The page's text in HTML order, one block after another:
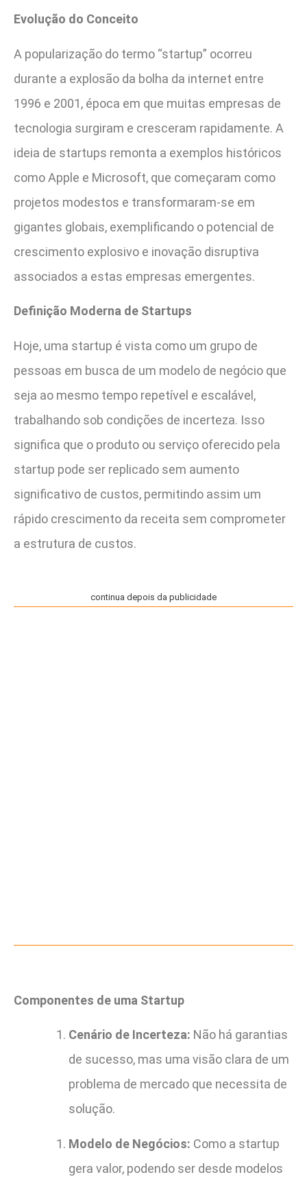
Evolução do Conceito
A popularização do termo “startup” ocorreu
durante a explosão da bolha da internet entre
1996 e 2001, época em que muitas empresas de
tecnologia surgiram e cresceram rapidamente. A
ideia de startups remonta a exemplos históricos
como Apple e Microsoft, que começaram como
projetos modestos e transformaram-se em
gigantes globais, exemplificando o potencial de
crescimento explosivo e inovação disruptiva
associados a estas empresas emergentes.
Definição Moderna de Startups
Hoje, uma startup é vista como um grupo de
pessoas em busca de um modelo de negócio que
seja ao mesmo tempo repetível e escalável,
trabalhando sob condições de incerteza. Isso
significa que o produto ou serviço oferecido pela
startup pode ser replicado sem aumento
significativo de custos, permitindo assim um
rápido crescimento da receita sem comprometer
a estrutura de custos.
continua depois da publicidade
Componentes de uma Startup
Cenário de Incerteza: Não há garantias
de sucesso, mas uma visão clara de um
problema de mercado que necessita de
solução.
Modelo de Negócios: Como a startup
gera valor, podendo ser desde modelos